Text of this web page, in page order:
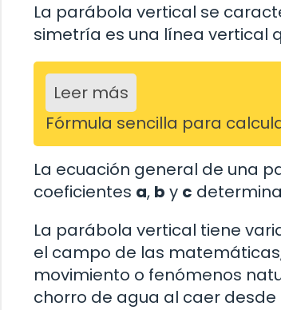
La parábola vertical se
simetría es una línea vertical
Leer más
Fórmula sencilla para
La ecuación general de una
coeficientes a, b y c
La parábola vertical tiene
el campo de las
movimiento o fenómenos
chorro de agua al caer desde